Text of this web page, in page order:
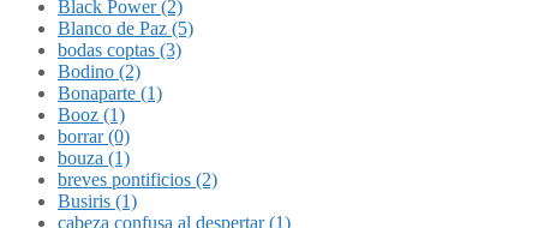
Black Power (2)
Blanco de Paz (5)
bodas coptas (3)
Bodino (2)
Bonaparte (1)
Booz (1)
borrar (0)
bouza (1)
breves pontificios (2)
Busiris (1)
cabeza confusa al despertar (1)